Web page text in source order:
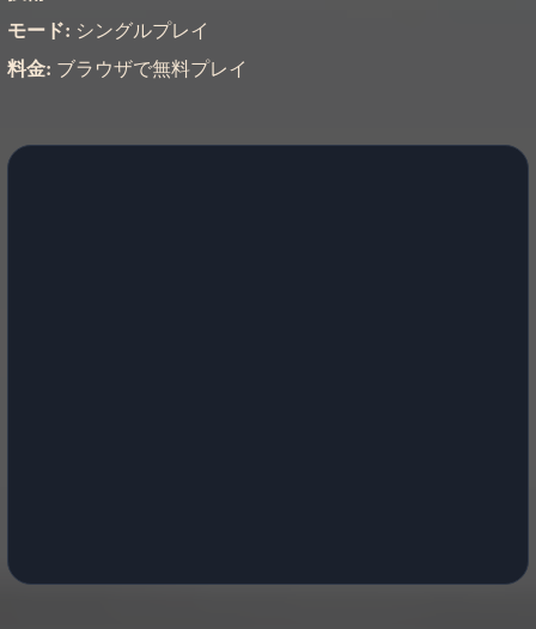
モード: シングルプレイ
料金: ブラウザで無料プレイ